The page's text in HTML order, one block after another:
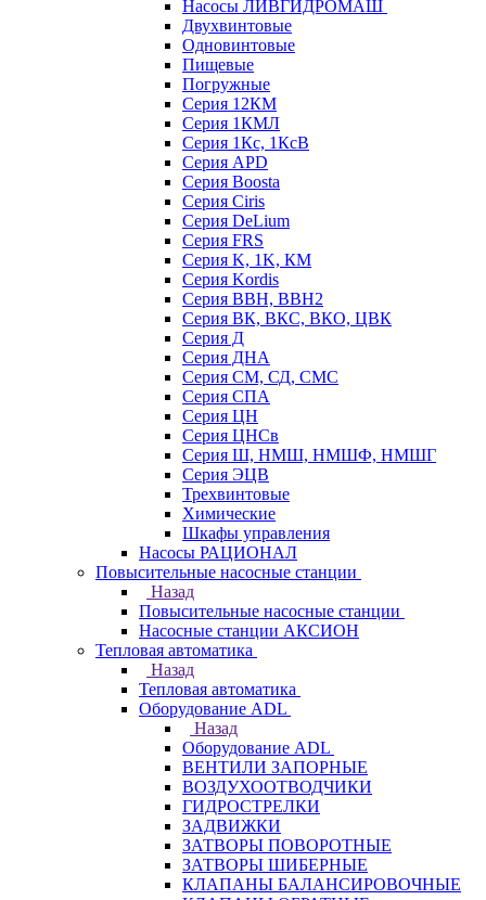
Насосы ЛИВГИДРОМАШ
Двухвинтовые
Одновинтовые
Пищевые
Погружные
Серия 12КМ
Серия 1КМЛ
Серия 1Кс, 1КсВ
Серия APD
Серия Boosta
Серия Ciris
Серия DeLium
Серия FRS
Серия K, 1K, КМ
Серия Kordis
Серия ВВН, ВВН2
Серия ВК, ВКС, ВКО, ЦВК
Серия Д
Серия ДНА
Серия СМ, СД, СМС
Серия СПА
Серия ЦН
Серия ЦНСв
Серия Ш, НМШ, НМШФ, НМШГ
Серия ЭЦВ
Трехвинтовые
Химические
Шкафы управления
Насосы РАЦИОНАЛ
Повысительные насосные станции
Назад
Повысительные насосные станции
Насосные станции АКСИОН
Тепловая автоматика
Назад
Тепловая автоматика
Оборудование ADL
Назад
Оборудование ADL
ВЕНТИЛИ ЗАПОРНЫЕ
ВОЗДУХООТВОДЧИКИ
ГИДРОСТРЕЛКИ
ЗАДВИЖКИ
ЗАТВОРЫ ПОВОРОТНЫЕ
ЗАТВОРЫ ШИБЕРНЫЕ
КЛАПАНЫ БАЛАНСИРОВОЧНЫЕ